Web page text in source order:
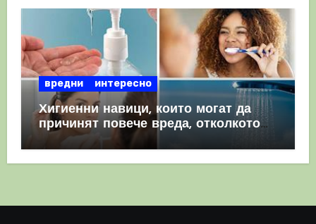
вредни интересно
Хигиенни навици, които могат да
причинят повече вреда, отколкото
полза